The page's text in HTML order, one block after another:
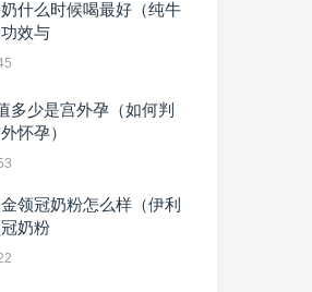
什么时候喝最好（纯牛
效与
多少是宫外孕（如何判
怀孕）
领冠奶粉怎么样（伊利
奶粉